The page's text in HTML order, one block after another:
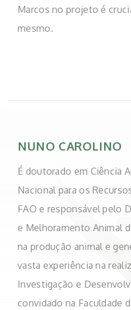
Marcos no projeto é
mesmo.
NUNO CAROLINO
É doutorado em Ciência
Nacional para os
FAO e responsável pelo
e Melhoramento Animal
na produção animal e
vasta experiência na
Investigação e
convidado na Faculdade